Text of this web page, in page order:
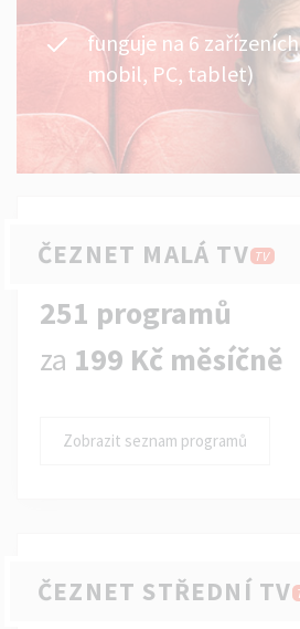
funguje na 6
mobil, PC, tablet)
ČEZNET MALÁ TV TV
251 programů
za 199 Kč měsíčně
Zobrazit seznam programů
ČEZNET STŘEDNÍ TV